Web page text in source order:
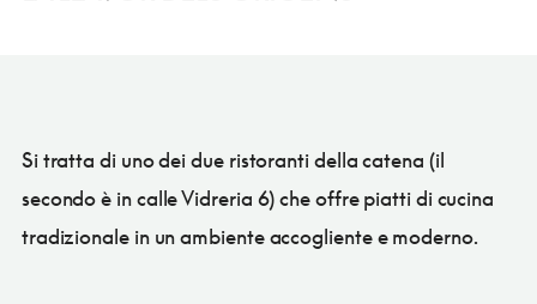
Si tratta di uno dei due ristoranti della catena (il
secondo è in calle Vidreria 6) che offre piatti di cucina
tradizionale in un ambiente accogliente e moderno.